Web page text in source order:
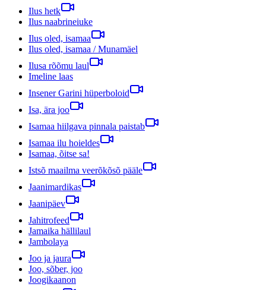
Ilus hetk
Ilus naabrineiuke
Ilus oled, isamaa
Ilus oled, isamaa / Munamäel
Ilusa rõõmu laul
Imeline laas
Insener Garini hüperboloid
Isa, ära joo
Isamaa hiilgava pinnala paistab
Isamaa ilu hoieldes
Isamaa, õitse sa!
Istsõ maailma veerõkõsõ pääle
Jaanimardikas
Jaanipäev
Jahitrofeed
Jamaika hällilaul
Jambolaya
Joo ja jaura
Joo, sõber, joo
Joogikaanon